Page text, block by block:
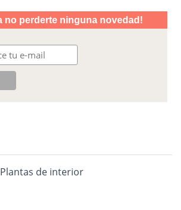
Plantas de interior